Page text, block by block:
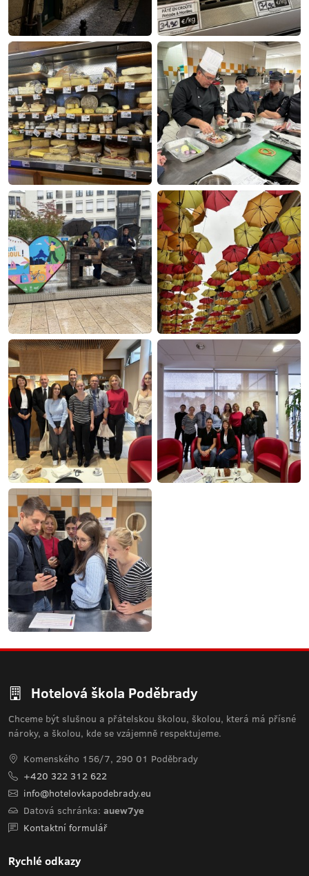
Hotelová škola Poděbrady
Chceme být slušnou a přátelskou školou, školou, která má přísné
nároky, a školou, kde se vzájemně respektujeme.
Komenského 156/7, 290 01 Poděbrady
+420 322 312 622
info@hotelovkapodebrady.eu
Datová schránka: auew7ye
Kontaktní formulář
Rychlé odkazy